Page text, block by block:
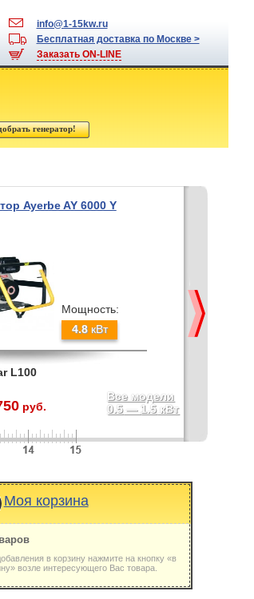
info@1-15kw.ru
Бесплатная доставка по Москве >
Заказать ON-LINE
Все модели
0.5— 1.5кВт
Ayerbe AY 6000 Y
Мощность:
4.8кВт
L100
руб.
Моя корзина
в корзину нажмите на кнопку «в
возле интересующего Вас товара.